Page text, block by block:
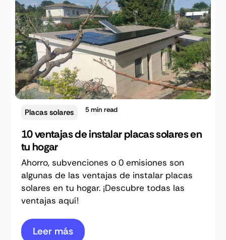
Placas solares 5min read
10 ventajas de instalar placas solares en
tu hogar
Ahorro, subvenciones o 0 emisiones son
algunas de las ventajas de instalar placas
solares en tu hogar. ¡Descubre todas las
ventajas aquí!
Leer más